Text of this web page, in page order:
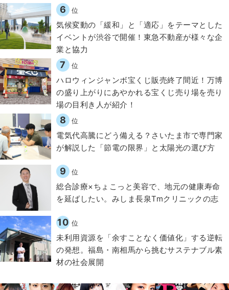
6 位
気候変動の「緩和」と「適応」をテーマとした
イベントが渋谷で開催！東急不動産が様々な企
業と協力
7 位
ハロウィンジャンボ宝くじ販売終了間近！万博
の盛り上がりにあやかれる宝くじ売り場を売り
場の目利き人が紹介！
8 位
電気代高騰にどう備える？さいたま市で専門家
が解説した「節電の限界」と太陽光の選び方
9 位
総合診療×ちょこっと美容で、地元の健康寿命
を延ばしたい。みしま長泉Tmクリニックの志
10 位
​​未利用資源を「余すことなく価値化」する逆転
の発想。福島・南相馬から挑むサステナブル素
材の社会展開​